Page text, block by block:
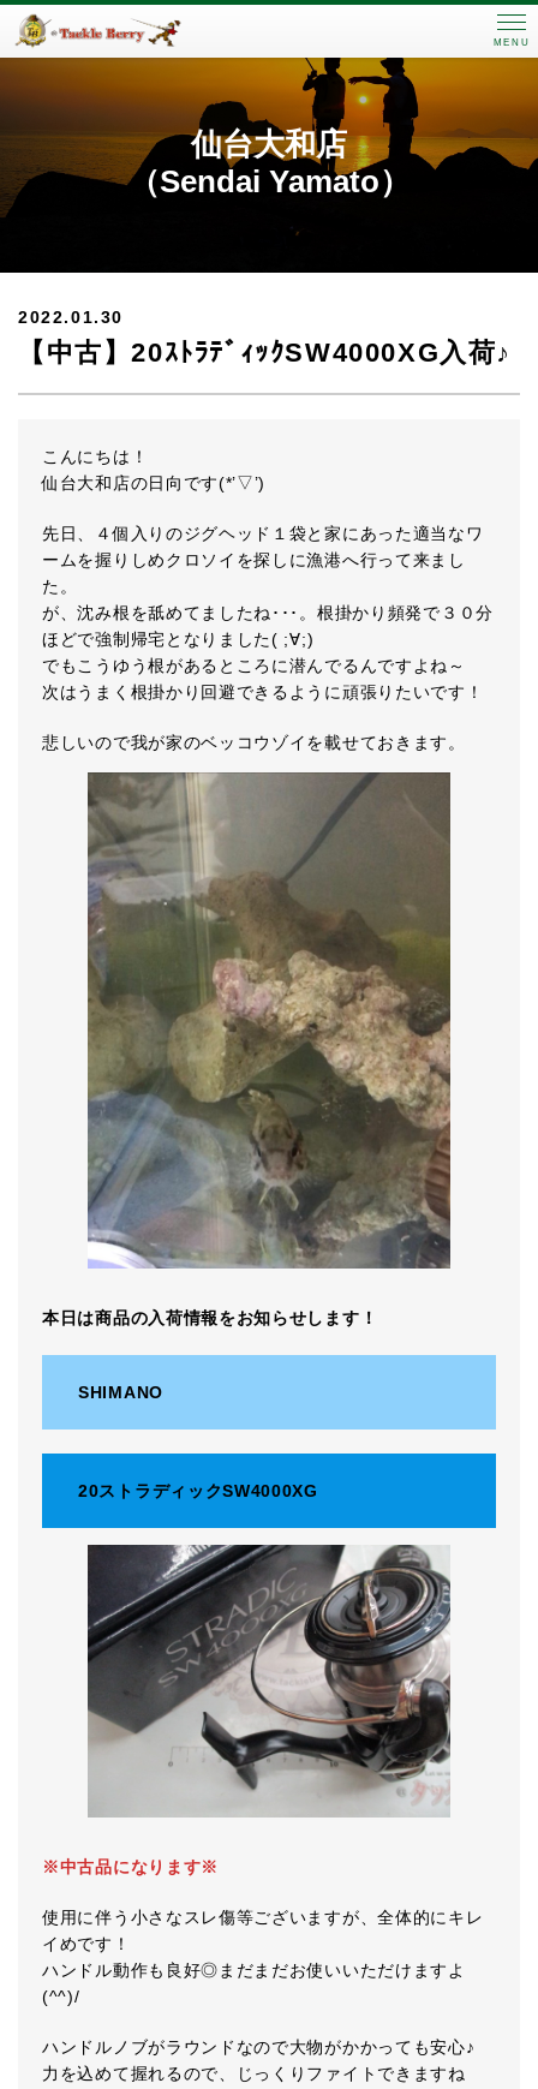
MENU
仙台大和店
（Sendai Yamato）
2022.01.30
【中古】20ｽﾄﾗﾃﾞｨｯｸSW4000XG入荷♪
こんにちは！
仙台大和店の日向です(*’▽’)
先日、４個入りのジグヘッド１袋と家にあった適当なワ
ームを握りしめクロソイを探しに漁港へ行って来まし
た。
が、沈み根を舐めてましたね･･･。根掛かり頻発で３０分
ほどで強制帰宅となりました( ;∀;)
でもこうゆう根があるところに潜んでるんですよね～
次はうまく根掛かり回避できるように頑張りたいです！
悲しいので我が家のベッコウゾイを載せておきます。
本日は商品の入荷情報をお知らせします！
SHIMANO
20ストラディックSW4000XG
※中古品になります※
使用に伴う小さなスレ傷等ございますが、全体的にキレ
イめです！
ハンドル動作も良好◎まだまだお使いいただけますよ
(^^)/
ハンドルノブがラウンドなので大物がかかっても安心♪
力を込めて握れるので、じっくりファイトできますね